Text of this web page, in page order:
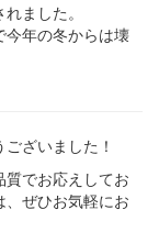
ました。
今年の冬からは壊
ざいました！
でお応えしてお
、ぜひお気軽にお